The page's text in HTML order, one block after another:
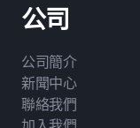
公司
公司簡介
新聞中心
聯絡我們